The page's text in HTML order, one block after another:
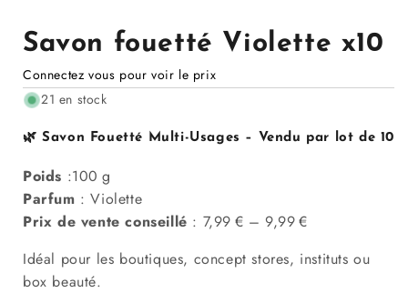
la
modale
Savon fouetté Violette x10
Connectez vous pour voir le prix
21 en stock
🌿 Savon Fouetté Multi-Usages – Vendu par lot de 10
Poids :100 g
Parfum : Violette
Prix de vente conseillé : 7,99 € – 9,99 €
Idéal pour les boutiques, concept stores, instituts ou
box beauté.